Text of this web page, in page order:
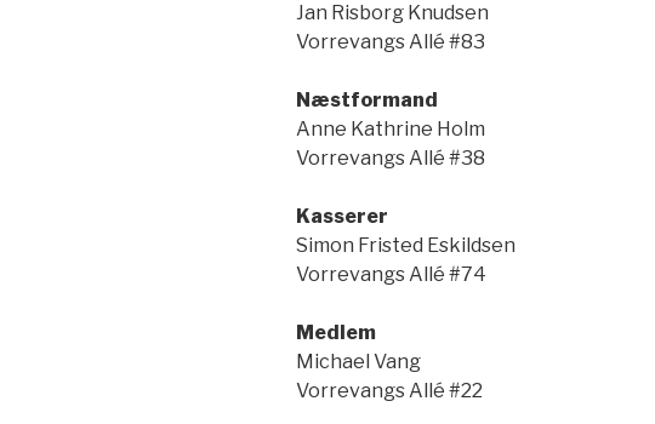
Jan Risborg Knudsen
Vorrevangs Allé #83
Næstformand
Anne Kathrine Holm
Vorrevangs Allé #38
Kasserer
Simon Fristed Eskildsen
Vorrevangs Allé #74
Medlem
Michael Vang
Vorrevangs Allé #22